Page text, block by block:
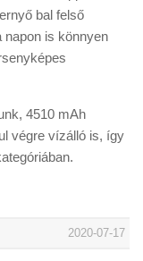
bal felső
napon is könnyen
4510 mAh
végre vízálló is, így
2020-07-17